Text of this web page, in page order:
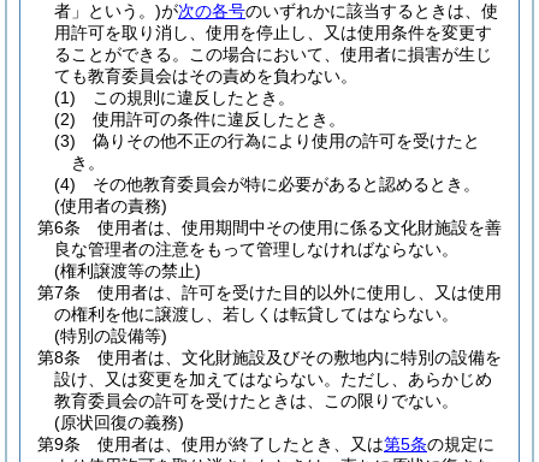
者」という。)が次の各号のいずれかに該当するときは、使
用許可を取り消し、使用を停止し、又は使用条件を変更す
ることができる。
この場合において、使用者に損害が生じ
ても教育委員会はその責めを負わない。
(1)
この規則に違反したとき。
(2)
使用許可の条件に違反したとき。
(3)
偽りその他不正の行為により使用の許可を受けたと
き。
(4)
その他教育委員会が特に必要があると認めるとき。
(使用者の責務)
第6条
使用者は、使用期間中その使用に係る文化財施設を善
良な管理者の注意をもって管理しなければならない。
(権利譲渡等の禁止)
第7条
使用者は、許可を受けた目的以外に使用し、又は使用
の権利を他に譲渡し、若しくは転貸してはならない。
(特別の設備等)
第8条
使用者は、文化財施設及びその敷地内に特別の設備を
設け、又は変更を加えてはならない。 ただし、あらかじめ
教育委員会の許可を受けたときは、この限りでない。
(原状回復の義務)
第9条
使用者は、使用が終了したとき、又は第5条の規定に